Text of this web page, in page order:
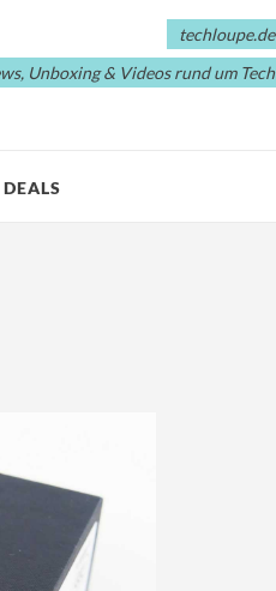
techloupe.de
Unboxing & Videos rund um Tech
DEALS